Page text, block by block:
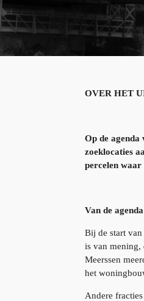
OVER HET
Op de
zoeklocaties
percelen waar
Van de
Bij de start
is van mening,
Meerssen
het
Andere